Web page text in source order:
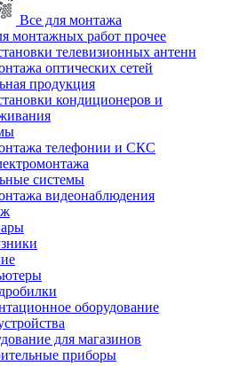
Все для монтажа
монтажных работ прочее
телевизионных антенн
оптических сетей
продукция
кондиционеров и
телефонии и СКС
системы
видеонаблюдения
оборудование
для магазинов
приборы